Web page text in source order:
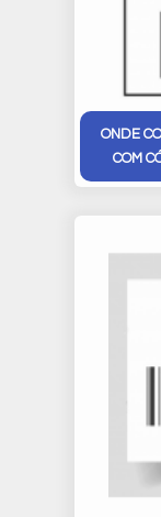
ONDE
COM